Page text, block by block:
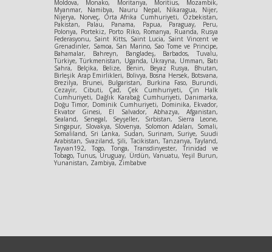
Moldova, Monako, Moritanya, Moritius, Mozambik,
Myanmar, Namibya, Nauru Nepal, Nikaragua, Nijer,
Nijerya, Norveç, Orta Afrika Cumhuriyeti, Özbekistan,
Pakistan, Palau, Panama, Papua, Paraguay, Peru,
Polonya, Portekiz, Porto Riko, Romanya, Ruanda, Rusya
Federasyonu, Saint Kitts, Saint Lucia, Saint Vincent ve
Grenadinler, Samoa, San Marino, Sao Tome ve Principe,
Bahamalar, Bahreyn, Bangladeş, Barbados, Tuvalu,
Türkiye, Türkmenistan, Uganda, Ukrayna, Umman, Batı
Sahra, Belçika, Belize, Benin, Beyaz Rusya, Bhutan,
Birleşik Arap Emirlikleri, Bolivya, Bosna Hersek, Botsvana,
Brezilya, Brunei, Bulgaristan, Burkina Faso, Burundi,
Cezayir, Cibuti, Çad, Çek Cumhuriyeti, Çin Halk
Cumhuriyeti, Dağlık Karabağ Cumhuriyeti, Danimarka,
Doğu Timor, Dominik Cumhuriyeti, Dominika, Ekvador,
Ekvator Ginesi, El Salvador, Abhazya, Afganistan,
Sealand, Senegal, Seyşeller, Sırbistan, Sierra Leone,
Singapur, Slovakya, Slovenya, Solomon Adaları, Somali,
Somaliland, Sri Lanka, Sudan, Surinam, Suriye, Suudi
Arabistan, Svaziland, Şili, Tacikistan, Tanzanya, Tayland,
Tayvan192, Togo, Tonga, Transdinyester, Trinidad ve
Tobago, Tunus, Uruguay, Ürdün, Vanuatu, Yeşil Burun,
Yunanistan, Zambiya, Zimbabve